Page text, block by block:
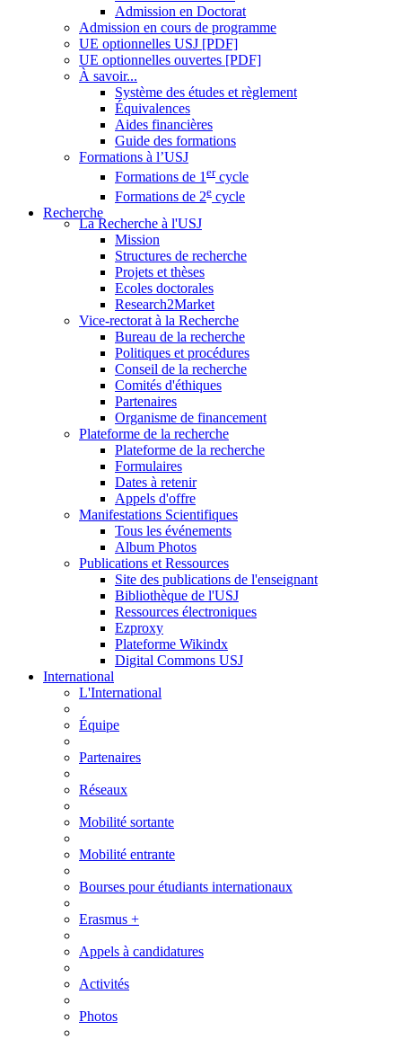
Admission en Doctorat
Admission en cours de programme
UE optionnelles USJ [PDF]
UE optionnelles ouvertes [PDF]
À savoir...
Système des études et règlement
Équivalences
Aides financières
Guide des formations
Formations à l’USJ
Formations de 1 ercycle
Formations de 2e cycle
Recherche
La Recherche à l'USJ
Mission
Structures de recherche
Projets et thèses
Ecoles doctorales
Research2Market
Vice-rectorat à la Recherche
Bureau de la recherche
Politiques et procédures
Conseil de la recherche
Comités d'éthiques
Partenaires
Organisme de financement
Plateforme de la recherche
Plateforme de la recherche
Formulaires
Dates à retenir
Appels d'offre
Manifestations Scientifiques
Tous les événements
Album Photos
Publications et Ressources
Site des publications de l'enseignant
Bibliothèque de l'USJ
Ressources électroniques
Ezproxy
Plateforme Wikindx
Digital Commons USJ
International
L'International
Équipe
Partenaires
Réseaux
Mobilité sortante
Mobilité entrante
Bourses pour étudiants internationaux
Erasmus +
Appels à candidatures
Activités
Photos